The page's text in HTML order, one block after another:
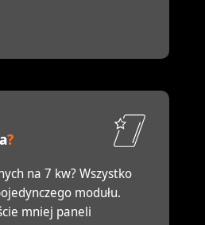
?
na 7 kw? Wszystko
modułu.
mniej paneli